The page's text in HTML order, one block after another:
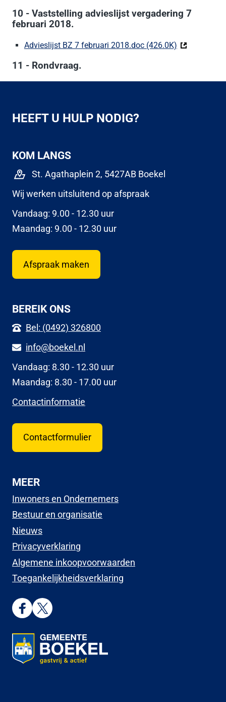
10 - Vaststelling advieslijst vergadering 7
februari 2018.
Advieslijst BZ 7 februari 2018.doc (426.0K) (Deze link
11 - Rondvraag.
HEEFT U HULP NODIG?
KOM LANGS
St. Agathaplein 2, 5427AB Boekel
Wij werken uitsluitend op afspraak
Vandaag: 9.00 - 12.30 uur
Maandag: 9.00 - 12.30 uur
Afspraak maken
BEREIK ONS
Bel: (0492) 326800
info@boekel.nl
Vandaag: 8.30 - 12.30 uur
Maandag: 8.30 - 17.00 uur
Contactinformatie
Contactformulier
MEER
Inwoners en Ondernemers
Bestuur en organisatie
Nieuws
Privacyverklaring
Algemene inkoopvoorwaarden
Toegankelijkheidsverklaring